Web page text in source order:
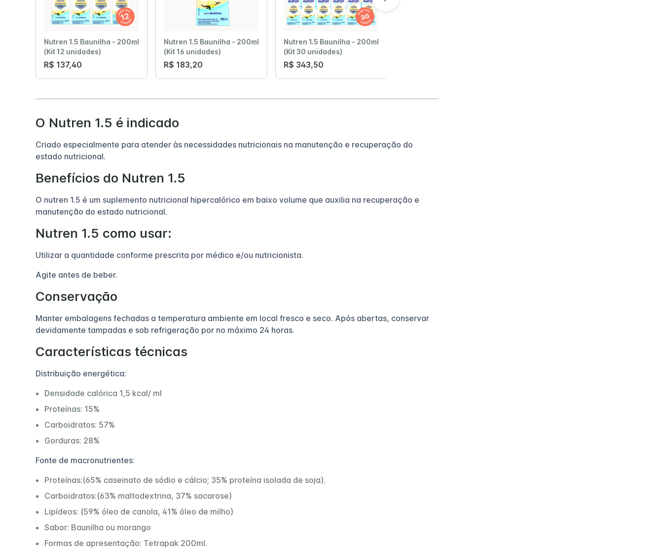
Nutren 1.5 Baunilha - 200ml
(Kit 12 unidades)
R$ 137,40
Nutren 1.5 Baunilha - 200ml
(Kit 16 unidades)
R$ 183,20
Nutren 1.5 Baunilha - 200ml
(Kit 30 unidades)
R$ 343,50
O Nutren 1.5 é indicado
Criado especialmente para atender às necessidades nutricionais na manutenção e recuperação do
estado nutricional.
Benefícios do Nutren 1.5
O nutren 1.5 é um suplemento nutricional hipercalórico em baixo volume que auxilia na recuperação e
manutenção do estado nutricional.
Nutren 1.5 como usar:
Utilizar a quantidade conforme prescrita por médico e/ou nutricionista.
Agite antes de beber.
Conservação
Manter embalagens fechadas a temperatura ambiente em local fresco e seco. Após abertas, conservar
devidamente tampadas e sob refrigeração por no máximo 24 horas.
Características técnicas
Distribuição energética:
Densidade calórica 1,5 kcal/ ml
Proteínas: 15%
Carboidratos: 57%
Gorduras: 28%
Fonte de macronutrientes:
Proteínas:(65% caseinato de sódio e cálcio; 35% proteína isolada de soja).
Carboidratos:(63% maltodextrina, 37% sacarose)
Lipídeos: (59% óleo de canola, 41% óleo de milho)
Sabor: Baunilha ou morango
Formas de apresentação: Tetrapak 200ml.